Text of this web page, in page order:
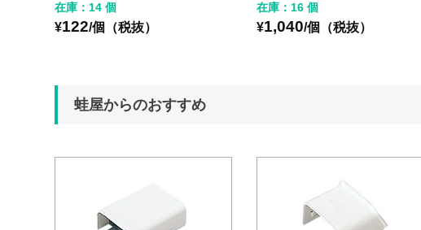
在庫：14 個
¥122/個（税抜）
在庫：16 個
¥1,040/個（税抜）
蛙屋からのおすすめ